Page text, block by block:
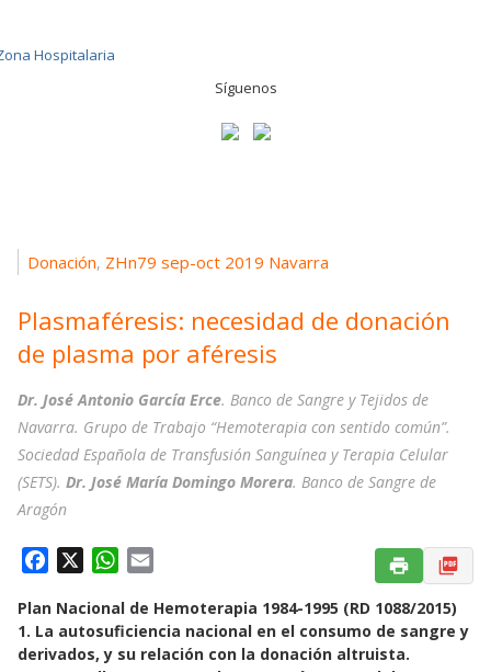
Síguenos
Donación, ZHn79 sep-oct 2019 Navarra
Plasmaféresis: necesidad de donación
de plasma por aféresis
Dr. José Antonio García Erce. Banco de Sangre y Tejidos de
Navarra. Grupo de Trabajo “Hemoterapia con sentido común”.
Sociedad Española de Transfusión Sanguínea y Terapia Celular
(SETS). Dr. José María Domingo Morera. Banco de Sangre de
Aragón
c
e
b
W
a
t
s
a
i
l
Plan Nacional de Hemoterapia 1984-1995 (RD 1088/2015)
1. La autosuficiencia nacional en el consumo de sangre y
derivados, y su relación con la donación altruista.